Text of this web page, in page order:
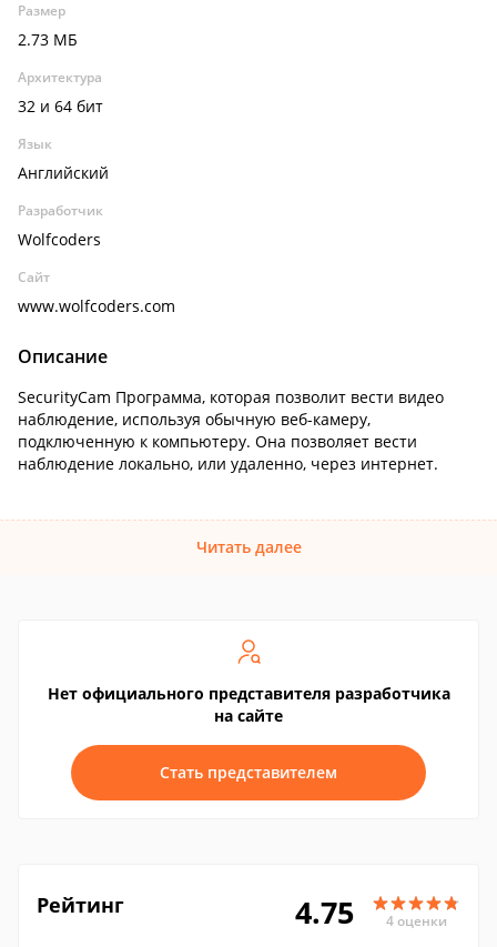
Размер
2.73 МБ
Архитектура
32 и 64 бит
Язык
Английский
Разработчик
Wolfcoders
Сайт
www.wolfcoders.com
Описание
SecurityCam Программа, которая позволит вести видео
наблюдение, используя обычную веб-камеру,
подключенную к компьютеру. Она позволяет вести
наблюдение локально, или удаленно, через интернет.
Читать далее
Нет официального представителя разработчика
на сайте
Стать представителем
Рейтинг 4.75 4 оценки